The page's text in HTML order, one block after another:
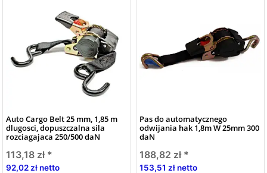
Auto Cargo Belt 25 mm, 1,85 m
dlugosci, dopuszczalna sila
rozciagajaca 250/500 daN
113,18 zł *
92,02 zł netto
Pas do automatycznego
odwijania hak 1,8m W 25mm 300
daN
188,82 zł *
153,51 zł netto